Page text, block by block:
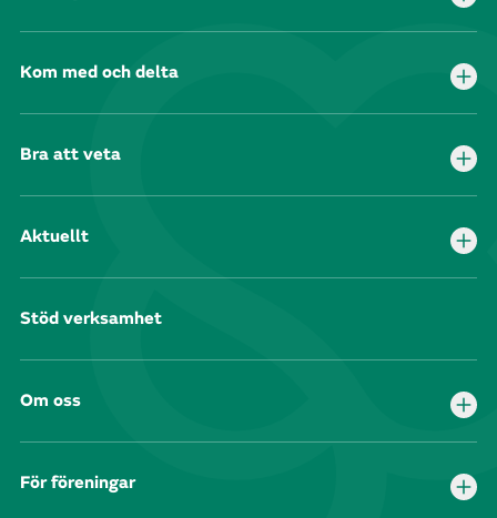
Kom med och delta
Bra att veta
Aktuellt
Stöd verksamhet
Om oss
För föreningar